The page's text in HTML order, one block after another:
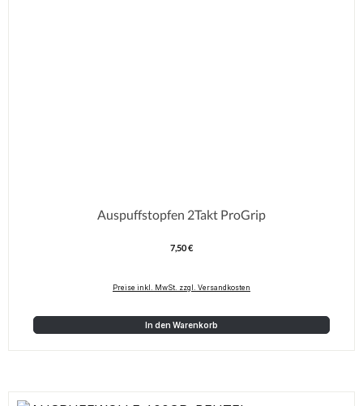
Auspuffstopfen 2Takt ProGrip
Regulärer Preis:
7,50 €
Preise inkl. MwSt. zzgl. Versandkosten
In den Warenkorb